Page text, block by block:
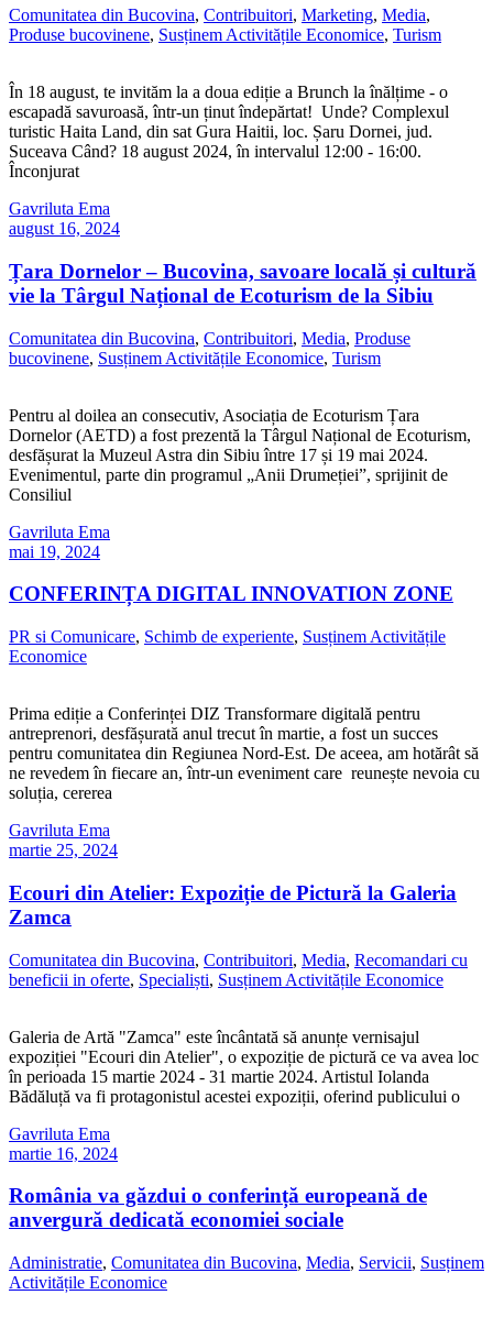
Comunitatea din Bucovina, Contribuitori, Marketing, Media,
Produse bucovinene, Susținem Activitățile Economice, Turism
În 18 august, te invităm la a doua ediție a Brunch la înălțime - o
escapadă savuroasă, într-un ținut îndepărtat! Unde? Complexul
turistic Haita Land, din sat Gura Haitii, loc. Șaru Dornei, jud.
Suceava Când? 18 august 2024, în intervalul 12:00 - 16:00.
Înconjurat
Gavriluta Ema
august 16, 2024
Țara Dornelor – Bucovina, savoare locală și cultură
vie la Târgul Național de Ecoturism de la Sibiu
Comunitatea din Bucovina, Contribuitori, Media, Produse
bucovinene, Susținem Activitățile Economice, Turism
Pentru al doilea an consecutiv, Asociația de Ecoturism Țara
Dornelor (AETD) a fost prezentă la Târgul Național de Ecoturism,
desfășurat la Muzeul Astra din Sibiu între 17 și 19 mai 2024.
Evenimentul, parte din programul „Anii Drumeției”, sprijinit de
Consiliul
Gavriluta Ema
mai 19, 2024
CONFERINȚA DIGITAL INNOVATION ZONE
PR si Comunicare, Schimb de experiente, Susținem Activitățile
Economice
Prima ediție a Conferinței DIZ Transformare digitală pentru
antreprenori, desfășurată anul trecut în martie, a fost un succes
pentru comunitatea din Regiunea Nord-Est. De aceea, am hotărât să
ne revedem în fiecare an, într-un eveniment care reunește nevoia cu
soluția, cererea
Gavriluta Ema
martie 25, 2024
Ecouri din Atelier: Expoziție de Pictură la Galeria
Zamca
Comunitatea din Bucovina, Contribuitori, Media, Recomandari cu
beneficii in oferte, Specialiști, Susținem Activitățile Economice
Galeria de Artă "Zamca" este încântată să anunțe vernisajul
expoziției "Ecouri din Atelier", o expoziție de pictură ce va avea loc
în perioada 15 martie 2024 - 31 martie 2024. Artistul Iolanda
Bădăluță va fi protagonistul acestei expoziții, oferind publicului o
Gavriluta Ema
martie 16, 2024
România va găzdui o conferință europeană de
anvergură dedicată economiei sociale
Administratie, Comunitatea din Bucovina, Media, Servicii, Susținem
Activitățile Economice